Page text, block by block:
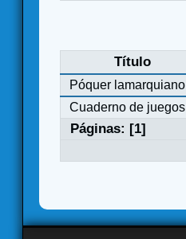
Título
Póquer lamarquiano
Cuaderno de juegos
Páginas: [1]